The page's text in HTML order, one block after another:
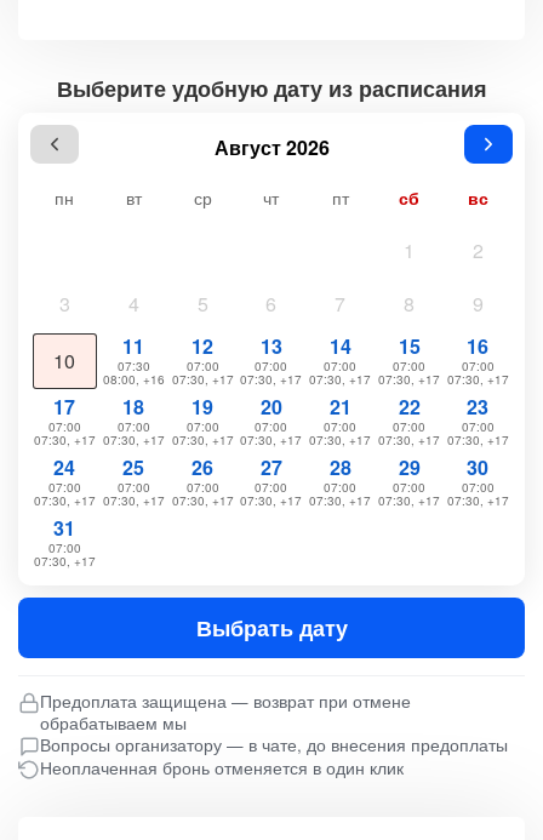
Выберите удобную дату из расписания
Август 2026
пн вт ср чт пт сб вс
1
2
3
4 5 6 7 8 9
10
11
07:30
08:00, +16
12
07:00
07:30, +17
13
07:00
07:30, +17
14
07:00
07:30, +17
15
07:00
07:30, +17
16
07:00
07:30, +17
17
07:00
07:30, +17
18
07:00
07:30, +17
19
07:00
07:30, +17
20
07:00
07:30, +17
21
07:00
07:30, +17
22
07:00
07:30, +17
23
07:00
07:30, +17
24
07:00
07:30, +17
25
07:00
07:30, +17
26
07:00
07:30, +17
27
07:00
07:30, +17
28
07:00
07:30, +17
29
07:00
07:30, +17
30
07:00
07:30, +17
31
07:00
07:30, +17
Выбрать дату
Предоплата защищена — возврат при отмене
обрабатываем мы
Вопросы организатору — в чате, до внесения предоплаты
Неоплаченная бронь отменяется в один клик